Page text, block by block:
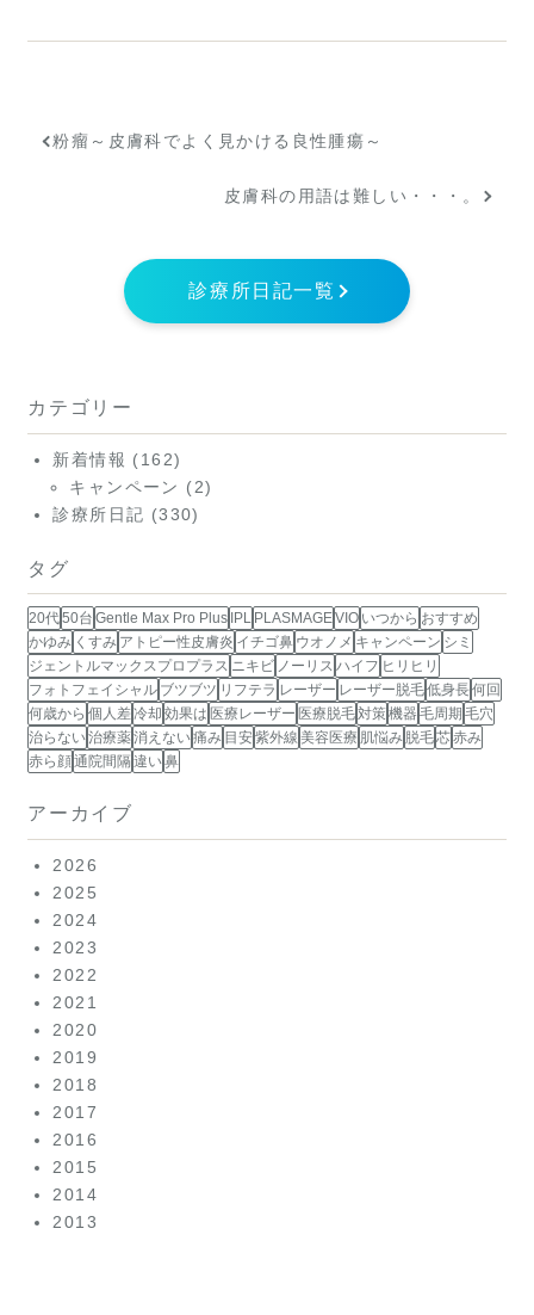
粉瘤～皮膚科でよく見かける良性腫瘍～
皮膚科の用語は難しい・・・。
診療所日記一覧
カテゴリー
新着情報 (162)
キャンペーン (2)
診療所日記 (330)
タグ
20代50台 Gentle Max Pro Plus IPL PLASMAGEVIO いつから おすすめ
かゆみ くすみ アトピー性皮膚炎 イチゴ鼻 ウオノメ キャンペーン シミ
ジェントルマックスプロプラス ニキビ ノーリス ハイフ ヒリヒリ
フォトフェイシャル ブツブツ リフテラ レーザー レーザー脱毛低身長何回
何歳から 個人差冷却 効果は 医療レーザー 医療脱毛対策機器 毛周期 毛穴
治らない治療薬消えない痛み 目安紫外線 美容医療 肌悩み 脱毛芯赤み
赤ら顔通院間隔 違い鼻
アーカイブ
2026
2025
2024
2023
2022
2021
2020
2019
2018
2017
2016
2015
2014
2013